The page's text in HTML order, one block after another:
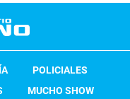
POLICIALES
MUCHO SHOW